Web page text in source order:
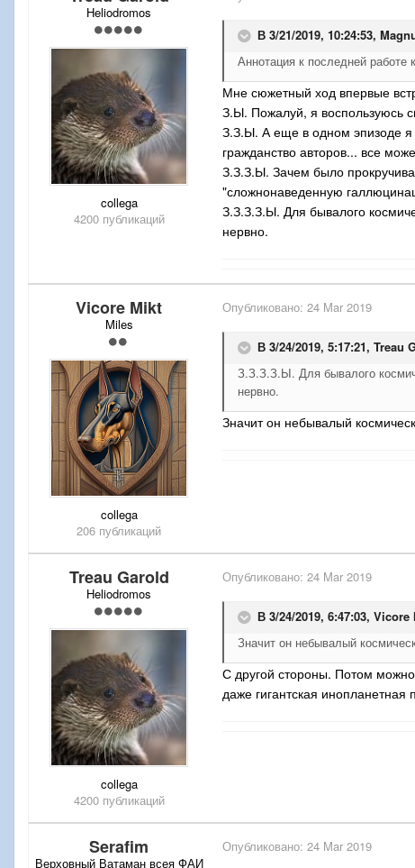
Heliodromos
collega
4200 публикаций
В 3/21/2019, 10:24:53,
Аннотация к последней работе
Мне сюжетный ход впервые
З.Ы. Пожалуй, я воспользуюсь
З.З.Ы. А еще в одном эпизоде я
гражданство авторов... все
З.З.З.Ы. Зачем было
"сложнонаведенную
З.З.З.З.Ы. Для бывалого
нервно.
Vicore Mikt
Miles
collega
206 публикаций
Опубликовано: 24 Mar 2019
В 3/24/2019, 5:17:21, Treau
З.З.З.З.Ы. Для бывалого
нервно.
Значит он небывалый
Treau Garold
Heliodromos
collega
4200 публикаций
Опубликовано: 24 Mar 2019
В 3/24/2019, 6:47:03, Vicore
Значит он небывалый
С другой стороны. Потом
даже гигантская инопланетная
Serafim
Верховный Ватаман всея ФАИ
Опубликовано: 24 Mar 2019